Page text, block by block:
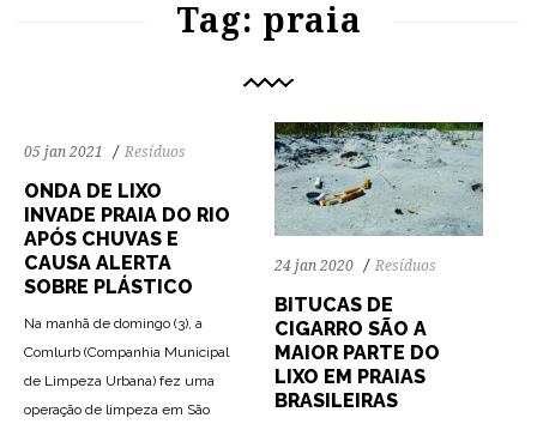
Tag: praia
05 jan 2021 Resíduos
ONDA DE LIXO
INVADE PRAIA DO RIO
APÓS CHUVAS E
CAUSA ALERTA
SOBRE PLÁSTICO
Na manhã de domingo (3), a
Comlurb (Companhia Municipal
de Limpeza Urbana) fez uma
operação de limpeza em São
24 jan 2020 Resíduos
BITUCAS DE
CIGARRO SÃO A
MAIOR PARTE DO
LIXO EM PRAIAS
BRASILEIRAS